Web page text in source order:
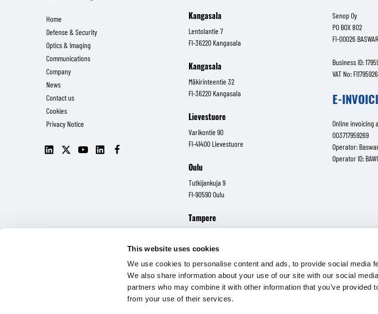
This website uses cookies
We use cookies to personalise content and ads, to provide social media
We also share information about your use of our site with our social
partners who may combine it with other information that you’ve provided
from your use of their services.
Home
Defense & Security
Optics & Imaging
Communications
Company
News
Contact us
Cookies
Privacy Notice
LinkedIn YouTube LinkedIn
Kangasala
Lentolantie 7
FI-36220 Kangasala
Kangasala
Mäkirinteentie 32
FI-36220 Kangasala
Lievestuore
Varikontie 90
FI-41400 Lievestuore
Oulu
Tutkijankuja 9
FI-90590 Oulu
Tampere
FI-33100 Tampere
Senop Oy
PO BOX 802
FI-00026
Business ID:
VAT No:
E-
Online invoicing
003717959269
Operator:
Operator ID: